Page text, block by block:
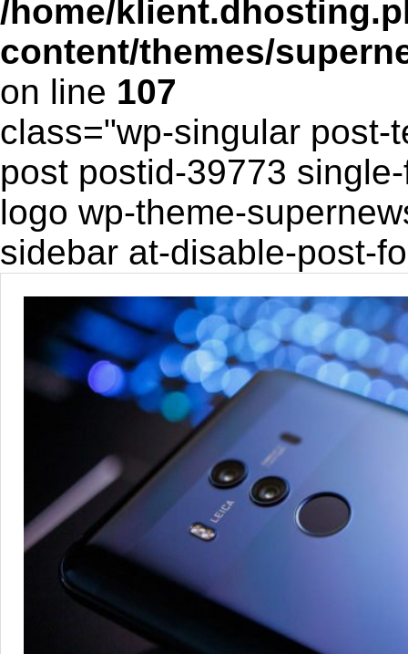
/home/
content/themes/
on line 107
class="wp-singular post-
post postid-39773
logo wp-theme-
sidebar at-disable-post-